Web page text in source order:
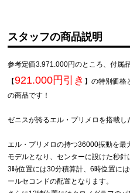
スタッフの商品説明
参考定価3.971.000円のところ、付属
【921.000円引き 】の特別価格
の商品です！
ゼニスが誇るエル・プリメロを搭載し
エル・プリメロの持つ36000振動を
モデルとなり、センターに設けた秒針
3時位置には30分積算計、6時位置に
ールセコンドの配置となります。